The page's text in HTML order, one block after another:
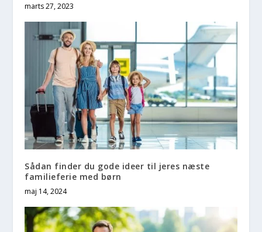
marts 27, 2023
Sådan finder du gode ideer til jeres næste
familieferie med børn
maj 14, 2024